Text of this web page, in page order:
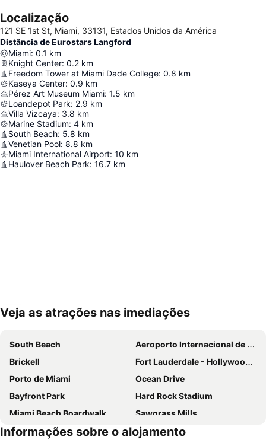
Localização
121 SE 1st St, Miami, 33131, Estados Unidos da América
Distância de Eurostars Langford
Miami: 0.1 km
Knight Center: 0.2 km
Freedom Tower at Miami Dade College: 0.8 km
Kaseya Center: 0.9 km
Pérez Art Museum Miami: 1.5 km
Loandepot Park: 2.9 km
Villa Vizcaya: 3.8 km
Marine Stadium: 4 km
South Beach: 5.8 km
Venetian Pool: 8.8 km
Miami International Airport: 10 km
Haulover Beach Park: 16.7 km
Ampliar mapa
Veja as atrações nas imediações
South Beach
Aeroporto Internacional de Miami
Brickell
Fort Lauderdale - Hollywood International Airport
Porto de Miami
Ocean Drive
Bayfront Park
Hard Rock Stadium
Miami Beach Boardwalk
Sawgrass Mills
Lincoln Road
Dolphin Mall
Informações sobre o alojamento